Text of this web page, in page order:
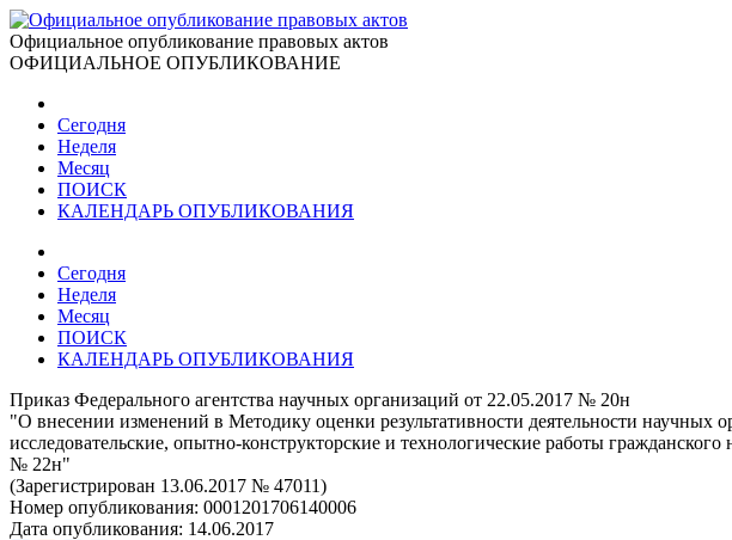
Официальное опубликование правовых актов
ОФИЦИАЛЬНОЕ ОПУБЛИКОВАНИЕ
Сегодня
Неделя
Месяц
ПОИСК
КАЛЕНДАРЬ ОПУБЛИКОВАНИЯ
Сегодня
Неделя
Месяц
ПОИСК
КАЛЕНДАРЬ ОПУБЛИКОВАНИЯ
Приказ Федерального агентства научных организаций от 22.05.2017 № 20н
"О внесении изменений в Методику оценки результативности деятельности
исследовательские, опытно-конструкторские и технологические работы
№ 22н"
(Зарегистрирован 13.06.2017 № 47011)
Номер опубликования: 0001201706140006
Дата опубликования: 14.06.2017